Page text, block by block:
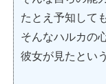
たとえ予知して
そんなハルカの
彼女が見たとい